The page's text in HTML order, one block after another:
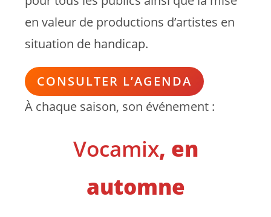
en valeur de productions d’artistes en
situation de handicap.
CONSULTER L’AGENDA
À chaque saison, son événement :
Vocamix, en
automne